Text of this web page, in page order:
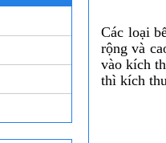
Các loại
rộng và
vào kích
thì kích